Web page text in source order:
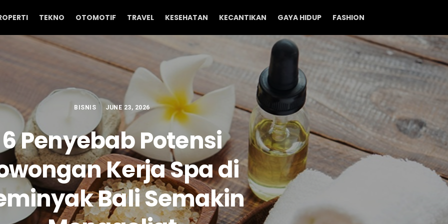
TEKNO OTOMOTIF TRAVEL KESEHATAN KECANTIKAN GAYA HIDUP FASHION
BISNIS JUNE 23, 2026
6 Penyebab Potensi
Kerja Spa di
Bali Semakin